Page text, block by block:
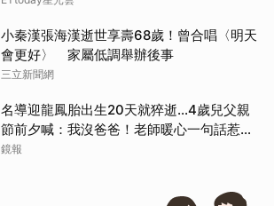
小秦漢張海漢逝世享壽68歲！曾合唱〈明天
會更好〉 家屬低調舉辦後事
三立新聞網
名導迎龍鳳胎出生20天就猝逝...4歲兒父親
節前夕喊：我沒爸爸！老師暖心一句話惹哭
遺孀
鏡報